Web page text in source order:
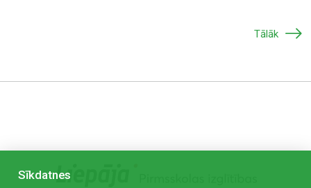
Tālāk
Sīkdatnes